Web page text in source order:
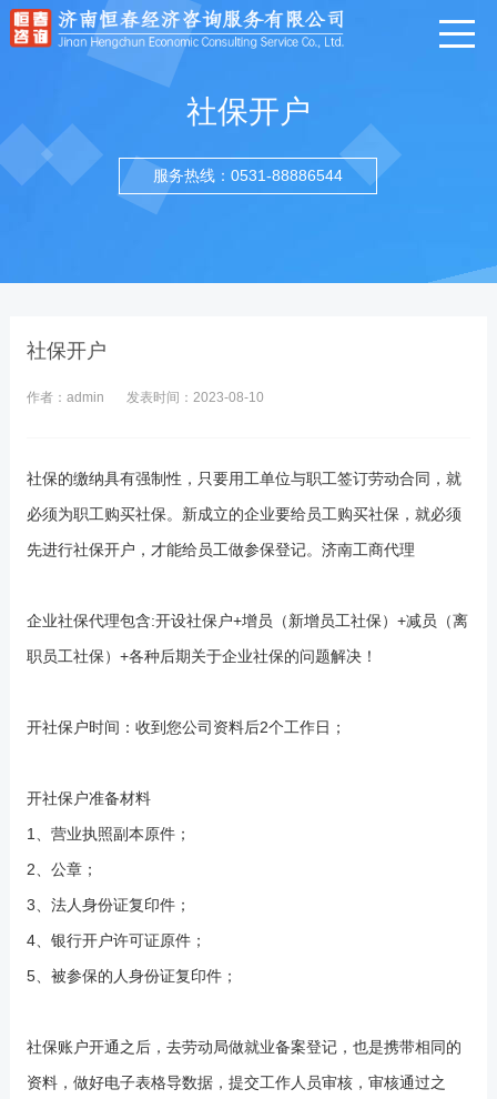
社保开户
服务热线：0531-88886544
社保开户
作者：admin 发表时间：2023-08-10
社保的缴纳具有强制性，只要用工单位与职工签订劳动合同，就
必须为职工购买社保。新成立的企业要给员工购买社保，就必须
先进行社保开户，才能给员工做参保登记。 济南工商代理
企业社保代理包含:开设社保户+增员（新增员工社保）+减员（离
职员工社保）+各种后期关于企业社保的问题解决！
开社保户时间：收到您公司资料后2个工作日；
开社保户准备材料
1、营业执照副本原件；
2、公章；
3、法人身份证复印件；
4、银行开户许可证原件；
5、被参保的人身份证复印件；
社保账户开通之后，去劳动局做就业备案登记，也是携带相同的
资料，做好电子表格导数据，提交工作人员审核，审核通过之